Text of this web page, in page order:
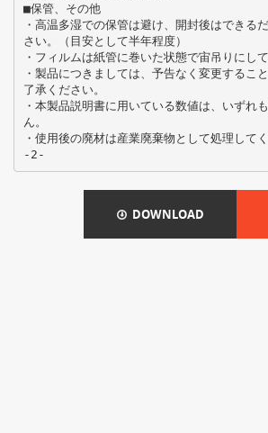
■保管、その他
・高温多湿での保管は避け、開封後はできる
さい。（目安として半年程度）
・フィルムは紙管に巻いた状態で宙吊りにし
・製品につきましては、予告なく変更するこ
了承ください。
・本製品説明書に用いている数値は、いずれ
ん。
・使用後の廃材は産業廃棄物として処理してく
DOWNLOAD